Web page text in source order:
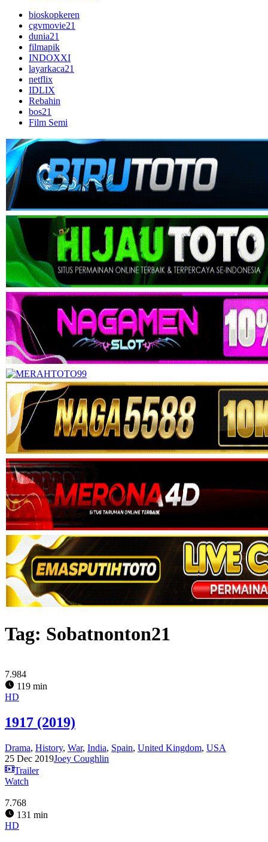
bioskopkeren
cgvmovie21
dunia21
filmapik
INDOXXI
layarkaca21
netflix
IDLIX
Rebahin
bos21
Film Semi
Tag: Sobatnonton21
7.984
119 min
HD
1917 (2019)
Drama, History, War, India, Spain, United Kingdom, USA
25 Dec 2019Joey Coughlin
Trailer
Watch
7.768
131 min
HD